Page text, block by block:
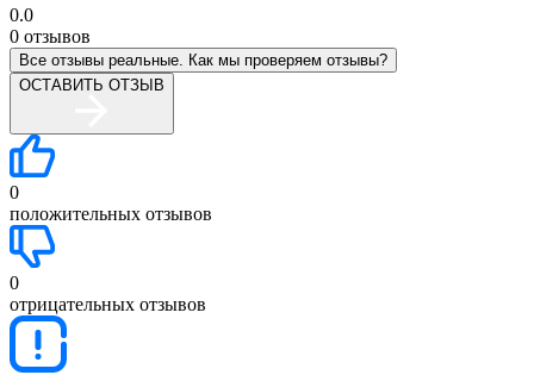
0.0
0 отзывов
Все отзывы реальные. Как мы проверяем отзывы?
ОСТАВИТЬ ОТЗЫВ
0
положительных отзывов
0
отрицательных отзывов